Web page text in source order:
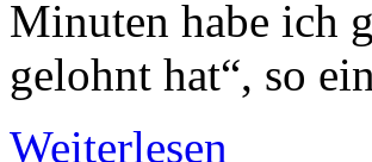
Minuten habe ich
gelohnt hat“, so
Weiterlesen